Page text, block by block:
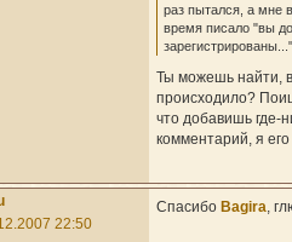
раз пытался, а мне
время писало "вы
зарегистрированы..."
Ты можешь найти, в
происходило?
что добавишь где-
комментарий, я
22:50
Спасибо Bagira ,